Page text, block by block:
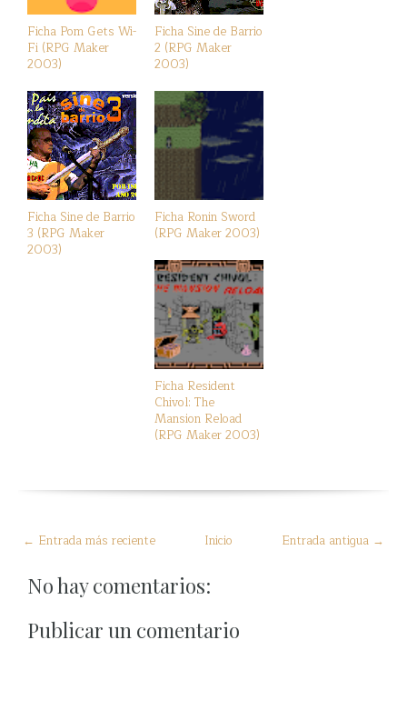
Ficha Pom Gets Wi-
Fi (RPG Maker
2003)
Ficha Sine de Barrio
2 (RPG Maker
2003)
Ficha Sine de Barrio
3 (RPG Maker
2003)
Ficha Ronin Sword
(RPG Maker 2003)
Ficha Resident
Chivol: The
Mansion Reload
(RPG Maker 2003)
← Entrada más reciente Entrada antigua →
Inicio
No hay comentarios:
Publicar un comentario